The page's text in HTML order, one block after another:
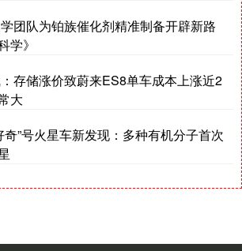
团队为铂族催化剂精准制备开辟新路
学》
存储涨价致蔚来ES8单车成本上涨近2
大
奇”号火星车新发现：多种有机分子首次